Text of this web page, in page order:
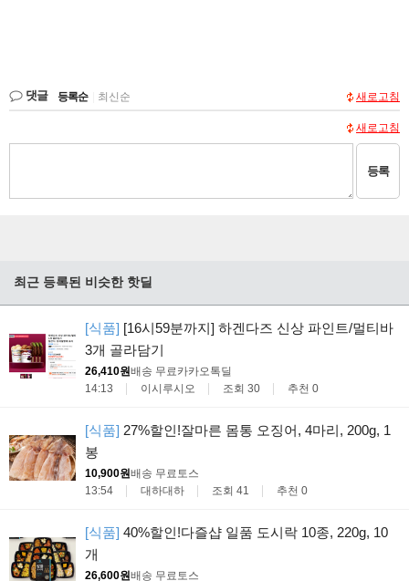
댓글 등록순 최신순 새로고침
새로고침
등록
최근 등록된 비슷한 핫딜
[식품] [16시59분까지] 하겐다즈 신상 파인트/멀티바
3개 골라담기
26,410원배송 무료 카카오톡딜
14:13
이시루시오 조회 30 추천 0
[식품] 27%할인!잘마른 몸통 오징어, 4마리, 200g, 1
봉
10,900원배송 무료 토스
13:54
대하대하 조회 41 추천 0
[식품] 40%할인!다즐샵 일품 도시락 10종, 220g, 10
개
26,600원배송 무료 토스